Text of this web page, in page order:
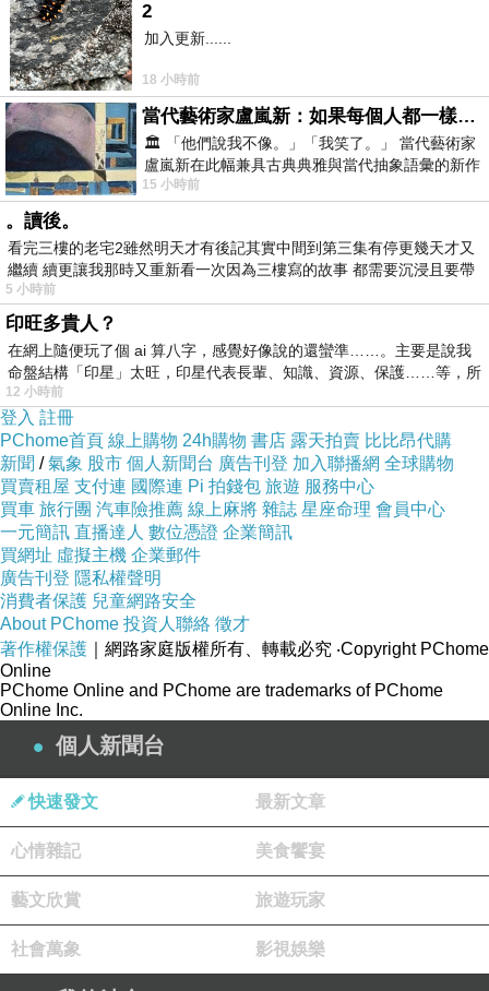
2
加入更新......
18 小時前
當代藝術家盧嵐新：如果每個人都一樣，這世界該有多無聊？
🏛️ 「他們說我不像。」「我笑了。」 當代藝術家
盧嵐新在此幅兼具古典典雅與當代抽象語彙的新作
中，以沈靜的藍色空間為背景，描繪了
15 小時前
。讀後。
看完三樓的老宅2雖然明天才有後記其實中間到第三集有停更幾天才又
繼續 續更讓我那時又重新看一次因為三樓寫的故事 都需要沉浸且要帶
有
5 小時前
印旺多貴人？
在網上隨便玩了個 ai 算八字，感覺好像說的還蠻準……。主要是說我
命盤結構「印星」太旺，印星代表長輩、知識、資源、保護……等，所
12 小時前
登入 註冊
PChome首頁 線上購物 24h購物 書店 露天拍賣 比比昂代購
新聞 /氣象 股市 個人新聞台 廣告刊登 加入聯播網 全球購物
買賣租屋 支付連 國際連 Pi 拍錢包 旅遊 服務中心
買車 旅行團 汽車險推薦 線上麻將 雜誌 星座命理 會員中心
一元簡訊 直播達人 數位憑證 企業簡訊
買網址 虛擬主機 企業郵件
廣告刊登 隱私權聲明
消費者保護 兒童網路安全
About PChome 投資人聯絡 徵才
著作權保護 ｜網路家庭版權所有、轉載必究 ‧Copyright PChome
Online
PChome Online and PChome are trademarks of PChome
Online Inc.
個人新聞台
快速發文 最新文章
心情雜記 美食饗宴
藝文欣賞 旅遊玩家
社會萬象 影視娛樂